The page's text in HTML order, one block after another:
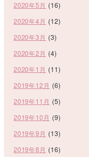
2020年5月 (16)
2020年4月 (12)
2020年3月 (3)
2020年2月 (4)
2020年1月 (11)
2019年12月 (6)
2019年11月 (5)
2019年10月 (9)
2019年9月 (13)
2019年8月 (16)